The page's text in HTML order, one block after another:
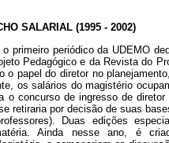
SALARIAL (1995 - 2002)
primeiro periódico da UDEMO
Pedagógico e da Revista do
papel do diretor no
os salários do magistério
o concurso de ingresso de
retiraria por decisão de suas
Duas edições
Ainda nesse ano, é